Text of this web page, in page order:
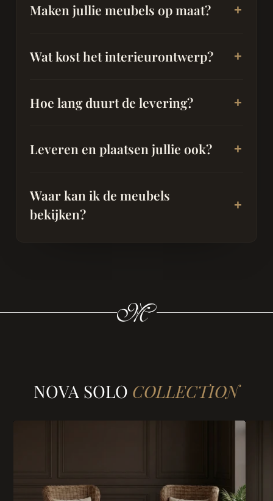
Maken jullie meubels op maat?
Wat kost het interieurontwerp?
Hoe lang duurt de levering?
Leveren en plaatsen jullie ook?
Waar kan ik de meubels
bekijken?
NOVA SOLO COLLECTION